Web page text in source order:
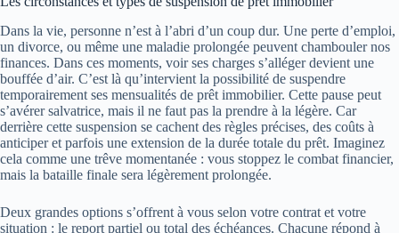
Dans la vie, personne n’est à l’abri d’un coup dur. Une perte d’emploi,
un divorce, ou même une maladie prolongée peuvent chambouler nos
finances. Dans ces moments, voir ses charges s’alléger devient une
bouffée d’air. C’est là qu’intervient la possibilité de suspendre
temporairement ses mensualités de prêt immobilier. Cette pause peut
s’avérer salvatrice, mais il ne faut pas la prendre à la légère. Car
derrière cette suspension se cachent des règles précises, des coûts à
anticiper et parfois une extension de la durée totale du prêt. Imaginez
cela comme une trêve momentanée : vous stoppez le combat financier,
mais la bataille finale sera légèrement prolongée.
Deux grandes options s’offrent à vous selon votre contrat et votre
situation : le report partiel ou total des échéances. Chacune répond à